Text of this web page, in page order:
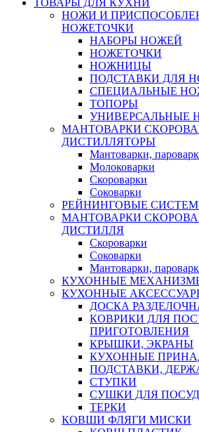
ТОВАРЫ ДЛЯ КУХНИ
НОЖИ И
НОЖЕТОЧКИ
НАБОРЫ НОЖЕЙ
НОЖЕТОЧКИ
НОЖНИЦЫ
ПОДСТАВКИ ДЛЯ
СПЕЦИАЛЬНЫЕ
ТОПОРЫ
УНИВЕРСАЛЬНЫЕ
МАНТОВАРКИ
ДИСТИЛЛЯТОРЫ
Мантоварки,
Молоковарки
Скороварки
Соковарки
РЕЙНИНГОВЫЕ
МАНТОВАРКИ
ДИСТИЛЛЯ
Скороварки
Соковарки
Мантоварки,
КУХОННЫЕ
КУХОННЫЕ
ДОСКА
КОВРИКИ ДЛЯ
ПРИГОТОВЛЕНИЯ
КРЫШКИ, ЭКРАНЫ
КУХОННЫЕ
ПОДСТАВКИ,
СТУПКИ
СУШКИ ДЛЯ
ТЕРКИ
КОВШИ ФЛЯГИ МИСКИ